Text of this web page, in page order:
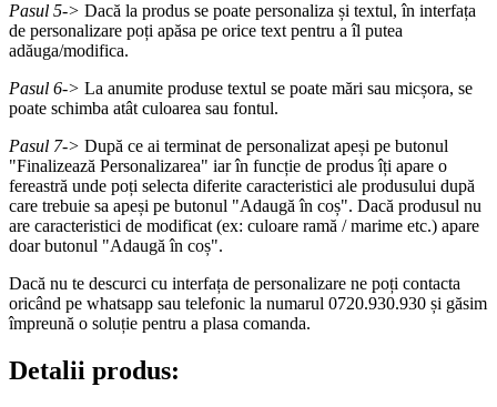
Pasul 5-> Dacă la produs se poate personaliza și textul, în interfața
de personalizare poți apăsa pe orice text pentru a îl putea
adăuga/modifica.
Pasul 6-> La anumite produse textul se poate mări sau micșora, se
poate schimba atât culoarea sau fontul.
Pasul 7-> După ce ai terminat de personalizat apeși pe butonul
"Finalizează Personalizarea" iar în funcție de produs îți apare o
fereastră unde poți selecta diferite caracteristici ale produsului după
care trebuie sa apeși pe butonul "Adaugă în coș". Dacă produsul nu
are caracteristici de modificat (ex: culoare ramă / marime etc.) apare
doar butonul "Adaugă în coș".
Dacă nu te descurci cu interfața de personalizare ne poți contacta
oricând pe whatsapp sau telefonic la numarul 0720.930.930 și găsim
împreună o soluție pentru a plasa comanda.
Detalii produs: